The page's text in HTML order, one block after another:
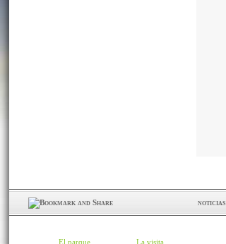
noticias
El parque La visita